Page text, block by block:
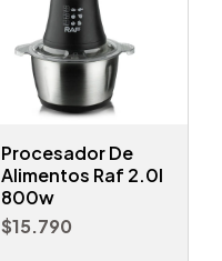
Procesador De
Alimentos Raf 2.0l
800w
$15.790